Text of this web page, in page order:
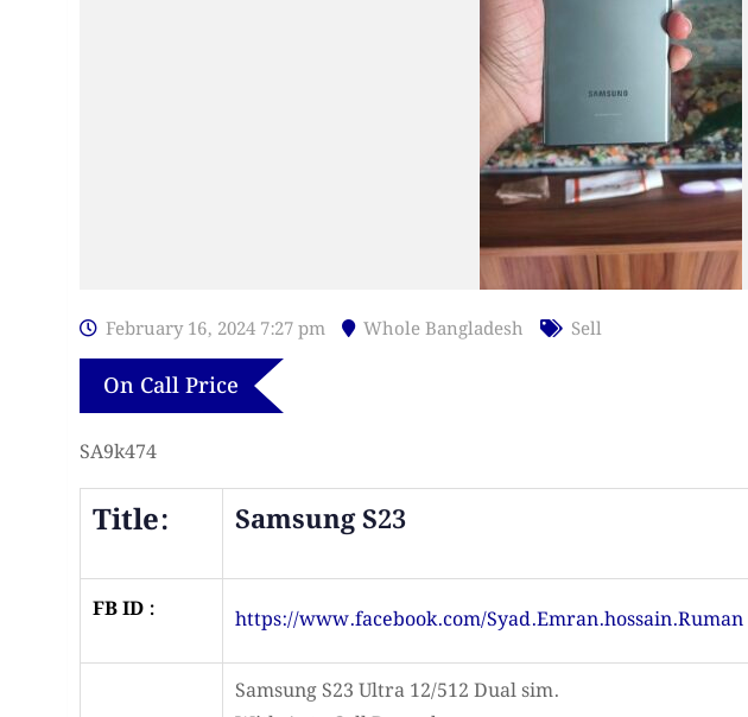
February 16, 2024 7:27 pm Whole Bangladesh Sell
On Call Price
SA9k474
Title: Samsung S23
FB ID : https://www.facebook.com/Syad.Emran.hossain.Ruman
Samsung S23 Ultra 12/512 Dual sim.